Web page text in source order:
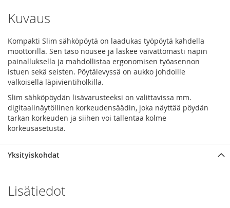
Kuvaus
Kompakti Slim sähköpöytä on laadukas työpöytä kahdella
moottorilla. Sen taso nousee ja laskee vaivattomasti napin
painalluksella ja mahdollistaa ergonomisen työasennon
istuen sekä seisten. Pöytälevyssä on aukko johdoille
valkoisella läpivientiholkilla.
Slim sähköpöydän lisävarusteeksi on valittavissa mm.
digitaalinäytöllinen korkeudensäädin, joka näyttää pöydän
tarkan korkeuden ja siihen voi tallentaa kolme
korkeusasetusta.
Yksityiskohdat
Lisätiedot